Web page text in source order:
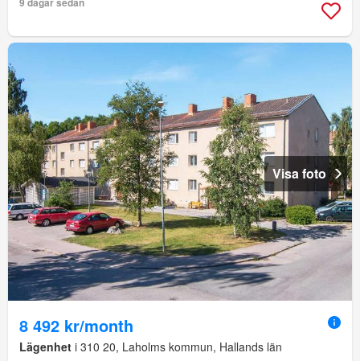
Visa foto
8 492 kr/month
Lägenhet i 310 20, Laholms kommun, Hallands län